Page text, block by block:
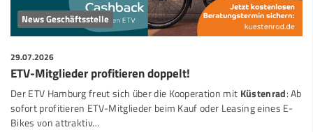
News Geschäftsstelle
29.07.2026
ETV-Mitglieder profitieren doppelt!
Der ETV Hamburg freut sich über die Kooperation mit Küstenrad: Ab
sofort profitieren ETV-Mitglieder beim Kauf oder Leasing eines E-
Bikes von attraktiv…